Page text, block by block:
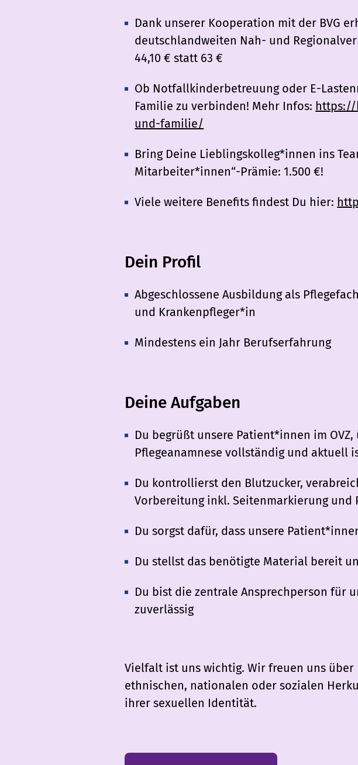
Dank unserer Kooperation mit der BVG
deutschlandweiten Nah- und
44,10 € statt 63 €
Ob Notfallkinderbetreuung oder E-
Familie zu verbinden! Mehr Infos: https://
und-familie/
Bring Deine Lieblingskolleg*innen ins
Mitarbeiter*innen“-Prämie: 1.500 €!
Viele weitere Benefits findest Du hier:
Dein Profil
Abgeschlossene Ausbildung als
und Krankenpfleger*in
Mindestens ein Jahr Berufserfahrung
Deine Aufgaben
Du begrüßt unsere Patient*innen im
Pflegeanamnese vollständig und aktuell
Du kontrollierst den Blutzucker,
Vorbereitung inkl. Seitenmarkierung und
Du sorgst dafür, dass unsere
Du stellst das benötigte Material bereit
Du bist die zentrale Ansprechperson für
zuverlässig
Vielfalt ist uns wichtig. Wir freuen uns
ethnischen, nationalen oder sozialen
ihrer sexuellen Identität.